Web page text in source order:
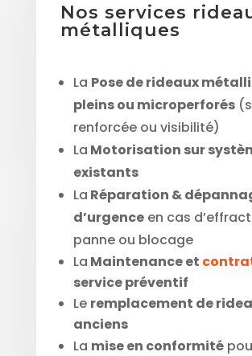
Nos services
métalliques
La Pose de rideaux
pleins ou microperforés
renforcée ou visibilité)
La Motorisation sur
existants
La Réparation &
d’urgence en cas
panne ou blocage
La Maintenance et
service préventif
Le remplacement de
anciens
La mise en conformité